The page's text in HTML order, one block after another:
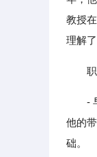
教授
理解
-
他的
础。